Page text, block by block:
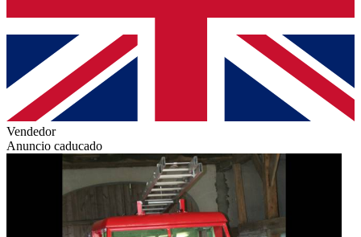
Vendedor
Anuncio caducado